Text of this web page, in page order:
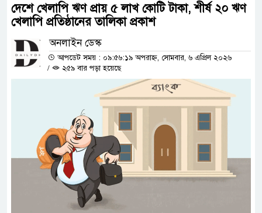
দেশে খেলাপি ঋণ প্রায় ৫ লাখ কোটি টাকা, শীর্ষ ২০ ঋণ
খেলাপি প্রতিষ্ঠানের তালিকা প্রকাশ
অনলাইন ডেস্ক
আপডেট সময় : ০৯:৫৬:১৯ অপরাহ্ন, সোমবার, ৬ এপ্রিল ২০২৬
/
২৫৯ বার পড়া হয়েছে